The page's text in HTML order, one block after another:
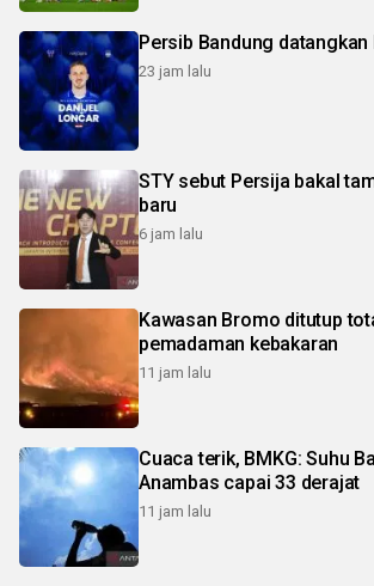
Persib Bandung
23 jam lalu
STY sebut Persija bakal
baru
6 jam lalu
Kawasan Bromo ditutup
pemadaman kebakaran
11 jam lalu
Cuaca terik, BMKG: Suhu
Anambas capai 33 derajat
11 jam lalu